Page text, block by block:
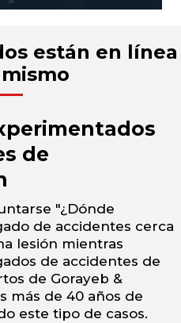
están en línea
de
"¿Dónde
de accidentes cerca
lesión mientras
de accidentes de
de Gorayeb &
más de 40 años de
este tipo de casos.